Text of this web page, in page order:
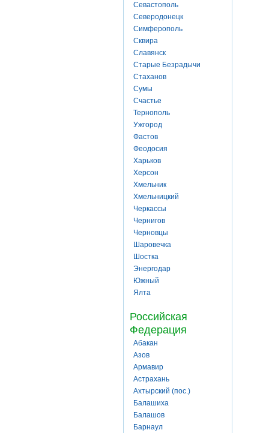
Севастополь
Северодонецк
Симферополь
Сквира
Славянск
Старые Безрадычи
Стаханов
Сумы
Счастье
Тернополь
Ужгород
Фастов
Феодосия
Харьков
Херсон
Хмельник
Хмельницкий
Черкассы
Чернигов
Черновцы
Шаровечка
Шостка
Энергодар
Южный
Ялта
Российская
Федерация
Абакан
Азов
Армавир
Астрахань
Ахтырский (пос.)
Балашиха
Балашов
Барнаул